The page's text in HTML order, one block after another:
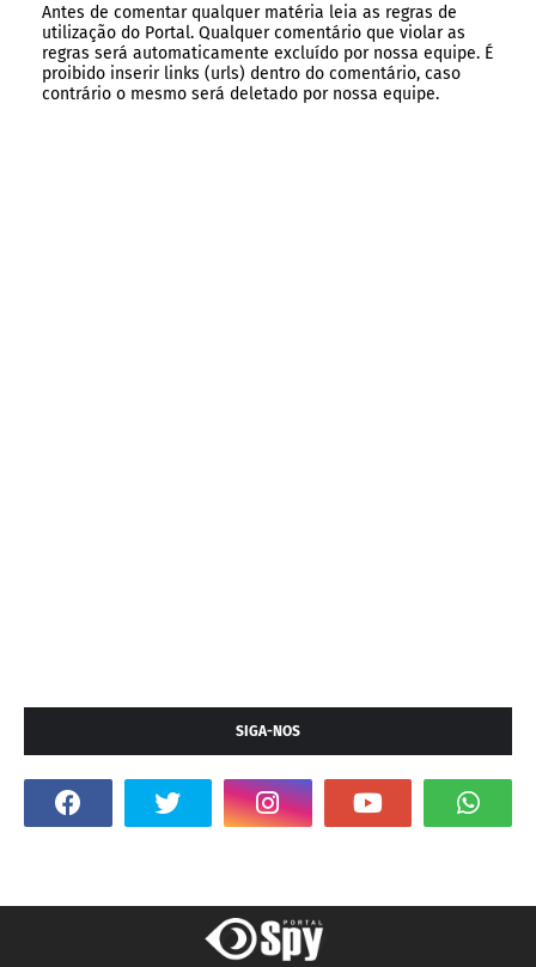
Antes de comentar qualquer matéria leia as regras de
utilização do Portal. Qualquer comentário que violar as
regras será automaticamente excluído por nossa equipe. É
proibido inserir links (urls) dentro do comentário, caso
contrário o mesmo será deletado por nossa equipe.
SIGA-NOS